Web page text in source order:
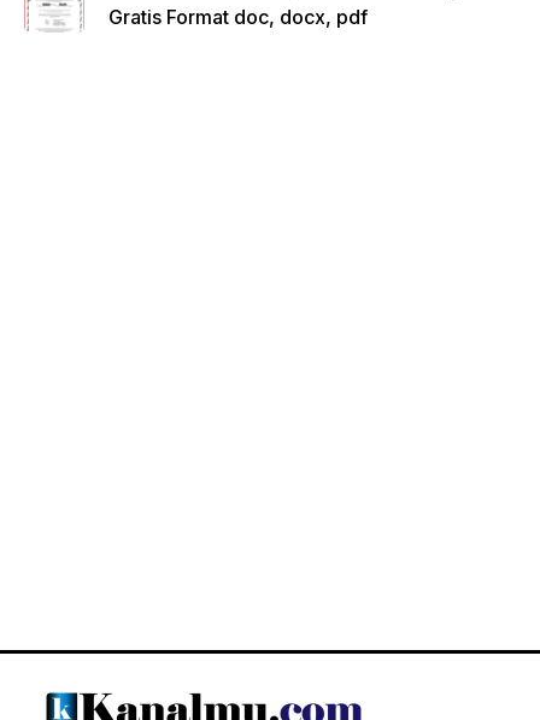
Gratis Format doc, docx, pdf